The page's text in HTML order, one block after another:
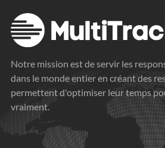
Notre mission est de servir les
dans le monde entier en créant des
permettent d'optimiser leur temps
vraiment.